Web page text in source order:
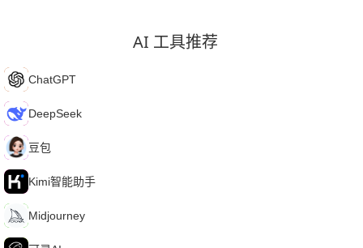
AI 工具推荐
C ChatGPT
D DeepSeek
豆 豆包
K Kimi智能助手
M Midjourney